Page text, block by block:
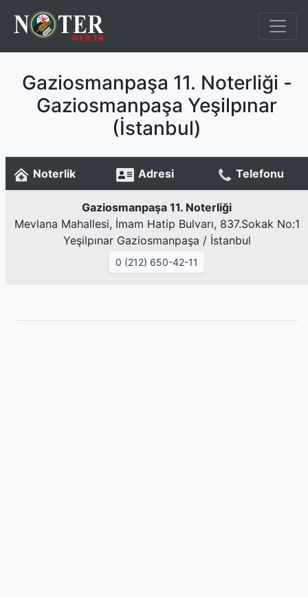
Gaziosmanpaşa 11. Noterliği -
Gaziosmanpaşa Yeşilpınar
(İstanbul)
Noterlik Adresi Telefonu
Gaziosmanpaşa 11. Noterliği
Mevlana Mahallesi, İmam Hatip Bulvarı, 837.Sokak No:1
Yeşilpınar Gaziosmanpaşa / İstanbul
0 (212) 650-42-11